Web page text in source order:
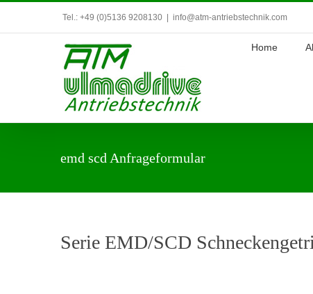
Inhalt
Tel.: +49 (0)5136 9208130 info@atm-antriebstechnik.com
Home
emd scd Anfrageformular
Serie EMD/SCD